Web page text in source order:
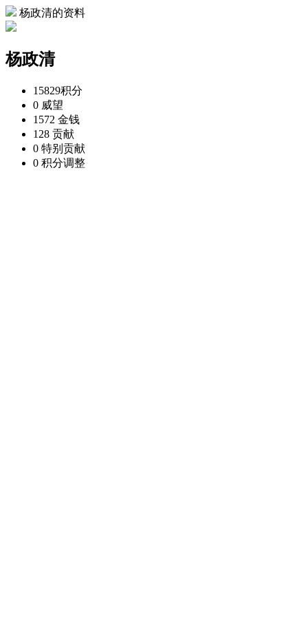
杨政清的资料
杨政清
15829积分
0 威望
1572 金钱
128 贡献
0 特别贡献
0 积分调整